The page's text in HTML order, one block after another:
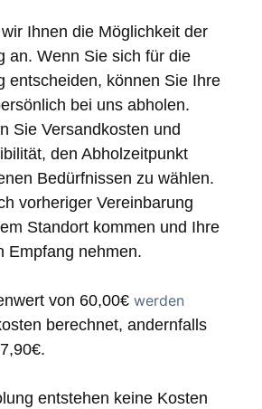
Ihnen die Möglichkeit der
an. Wenn Sie sich für die
entscheiden, können Sie Ihre
bei uns abholen.
Sie Versandkosten und
den Abholzeitpunkt
Bedürfnissen zu wählen.
vorheriger Vereinbarung
Standort kommen und Ihre
Empfang nehmen.
von 60,00€ werden
berechnet, andernfalls
entstehen keine Kosten